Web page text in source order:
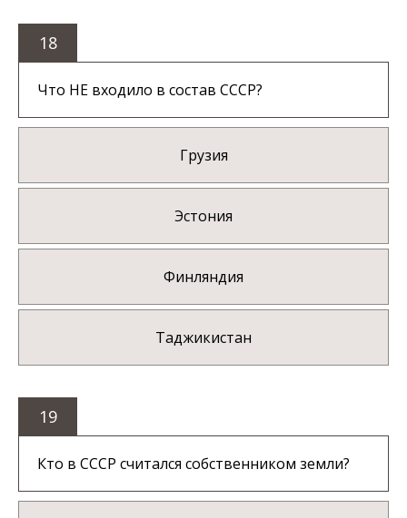
18
Что НЕ входило в состав СССР?
Грузия
Эстония
Финляндия
Таджикистан
19
Кто в СССР считался собственником земли?